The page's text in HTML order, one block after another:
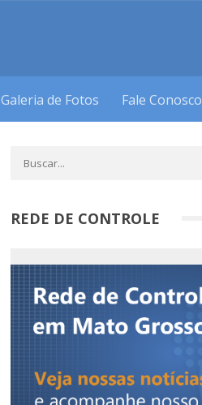
Galeria de Fotos Fale Conosco
REDE DE CONTROLE